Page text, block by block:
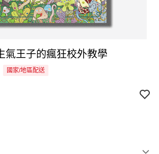
氣王子的瘋狂校外教學
國家/地區配送